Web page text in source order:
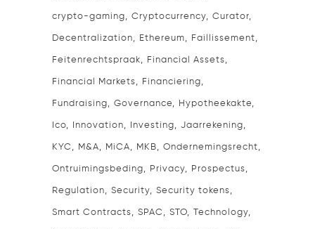
crypto-gaming Cryptocurrency Curator
Decentralization Ethereum Faillissement
Feitenrechtspraak Financial Assets
Financial Markets Financiering
Fundraising Governance Hypotheekakte
Ico Innovation Investing Jaarrekening
KYC M&A MiCA MKB Ondernemingsrecht
Ontruimingsbeding Privacy Prospectus
Regulation Security Security tokens
Smart Contracts SPAC STO Technology